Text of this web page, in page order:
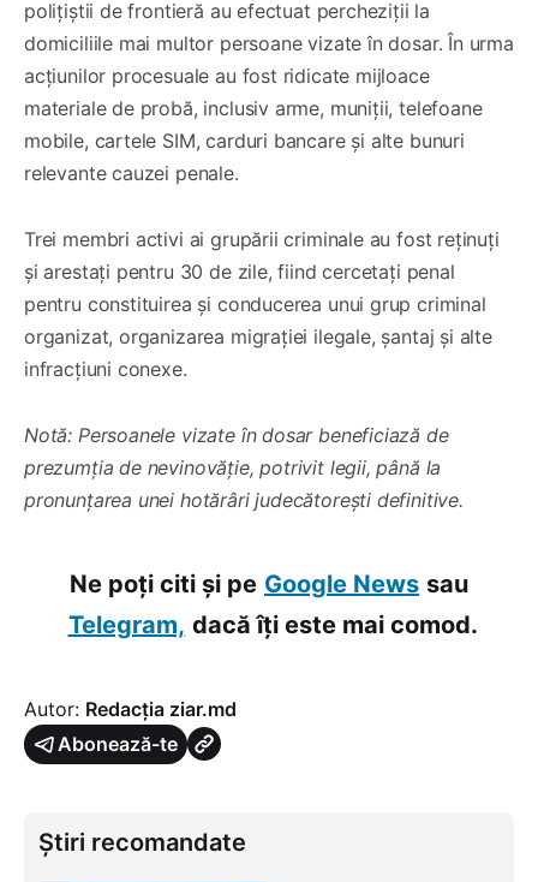
polițiștii de frontieră au efectuat percheziții la
domiciliile mai multor persoane vizate în dosar. În urma
acțiunilor procesuale au fost ridicate mijloace
materiale de probă, inclusiv arme, muniții, telefoane
mobile, cartele SIM, carduri bancare și alte bunuri
relevante cauzei penale.
Trei membri activi ai grupării criminale au fost reținuți
și arestați pentru 30 de zile, fiind cercetați penal
pentru constituirea și conducerea unui grup criminal
organizat, organizarea migrației ilegale, șantaj și alte
infracțiuni conexe.
Notă: Persoanele vizate în dosar beneficiază de
prezumția de nevinovăție, potrivit legii, până la
pronunțarea unei hotărâri judecătorești definitive.
Ne poți citi și pe Google News sau
Telegram, dacă îți este mai comod.
Autor: Redacția ziar.md
Abonează-te
Știri recomandate